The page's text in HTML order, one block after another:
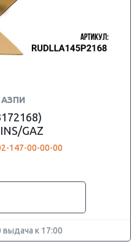
АЗПИ
GAZ
147-00-00-00
выдача к 17:00